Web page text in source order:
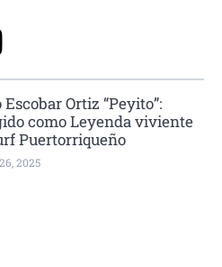
Escobar Ortiz “Peyito”:
como Leyenda viviente
Puertorriqueño
2025